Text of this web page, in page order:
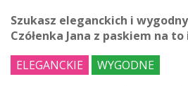
Szukasz eleganckich i
Czółenka Jana z paskiem na
ELEGANCKIE
WYGODNE